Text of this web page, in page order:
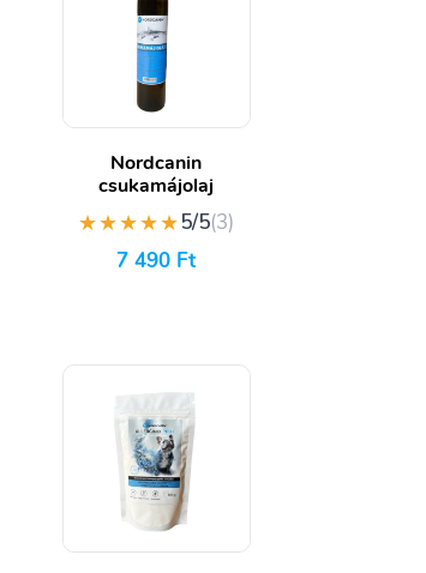
Nordcanin
csukamájolaj
★★★★★5/5(3)
7 490 Ft